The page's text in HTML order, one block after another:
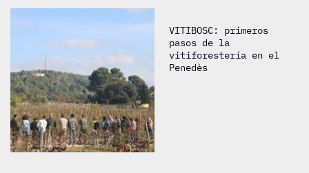
VITIBOSC: primeros
pasos de la
vitiforestería en el
Penedès